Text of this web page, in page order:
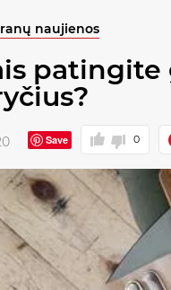
naujienos
patingite
Save 0